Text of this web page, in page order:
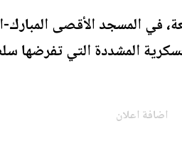
في المسجد الأقصى
المشددة التي تفرضها
اضافة اعلان